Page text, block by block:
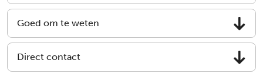
Goed om te weten
Direct contact